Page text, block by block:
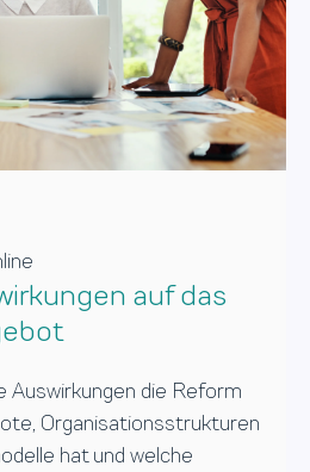
auf das
Auswirkungen die Reform
Organisationsstrukturen
hat und welche